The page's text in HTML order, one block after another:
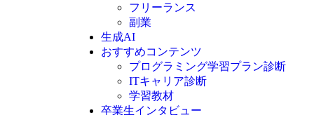
JavaScript
Swift
Ruby
その他言語
フリーランス
副業
生成AI
おすすめコンテンツ
プログラミング学習プラン診断
ITキャリア診断
学習教材
卒業生インタビュー